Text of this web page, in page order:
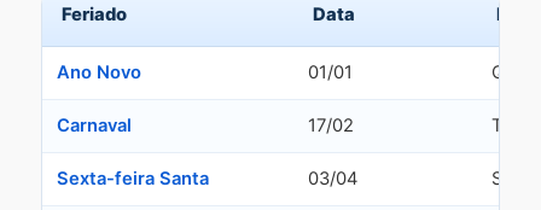
Feriado Data Dia
Ano Novo 01/01
Carnaval 17/02
Sexta-feira Santa 03/04